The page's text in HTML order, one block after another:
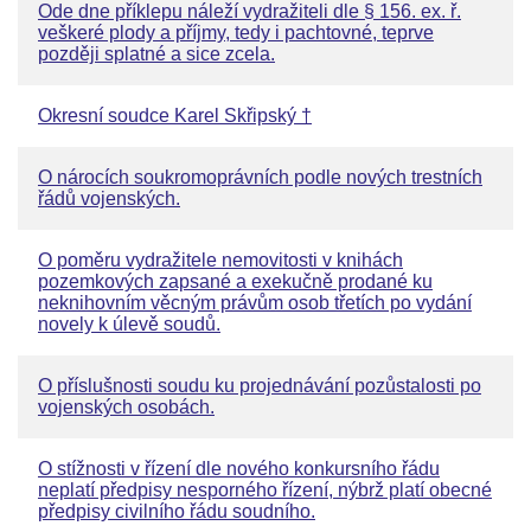
Ode dne příklepu náleží vydražiteli dle § 156. ex. ř.
veškeré plody a příjmy, tedy i pachtovné, teprve
později splatné a sice zcela.
Okresní soudce Karel Skřipský †
O nárocích soukromoprávních podle nových trestních
řádů vojenských.
O poměru vydražitele nemovitosti v knihách
pozemkových zapsané a exekučně prodané ku
neknihovním věcným právům osob třetích po vydání
novely k úlevě soudů.
O příslušnosti soudu ku projednávání pozůstalosti po
vojenských osobách.
O stížnosti v řízení dle nového konkursního řádu
neplatí předpisy nesporného řízení, nýbrž platí obecné
předpisy civilního řádu soudního.